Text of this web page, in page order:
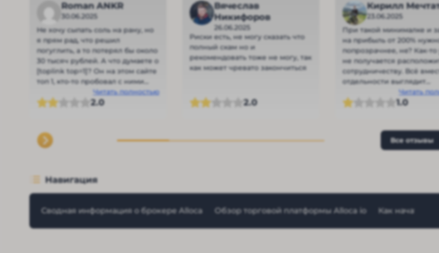
Roman ANKR
30.06.2025
Не хочу сыпать соль на рану, но
я прям рад, что решил
погуглить, а то потерял бы около
30 тысяч рублей. А что думаете о
[toplink top=1]? Он на этом сайте
топ 1, кто-то пробовал с ними
Читать полностью
2.0
Вячеслав
Никифоров
26.06.2025
Риски есть, не могу сказать что
полный скам но и
рекомендовать тоже не могу, так
как может чревато закончиться
2.0
Кирилл
23.06.2025
При такой минималке и
на прибыль от 200%
попрозрачнее, не? Как-то
не получается
сотрудничеству. Всё
отдельности выглядит
подозрительно.Читать
1.0
Все отзывы
Навигация
Сводная информация о брокере Alloca Обзор торговой платформы Alloca io Как начать